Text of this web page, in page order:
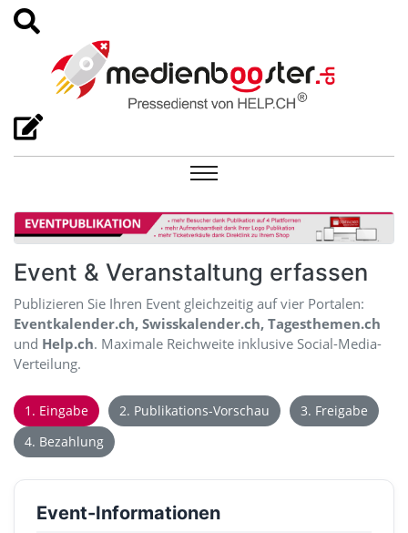
Event & Veranstaltung erfassen
Publizieren Sie Ihren Event gleichzeitig auf vier Portalen:
Eventkalender.ch, Swisskalender.ch, Tagesthemen.ch
und Help.ch. Maximale Reichweite inklusive Social-Media-
Verteilung.
1. Eingabe 2. Publikations-Vorschau
3. Freigabe
4. Bezahlung
Event-Informationen